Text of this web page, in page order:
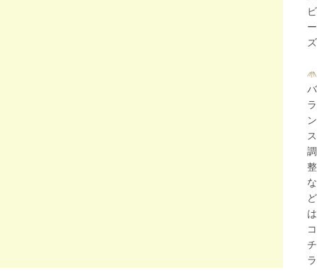
ビ
ー
ズ
バ
ラ
ン
ス
調
整
な
ど
は
コ
チ
ラ